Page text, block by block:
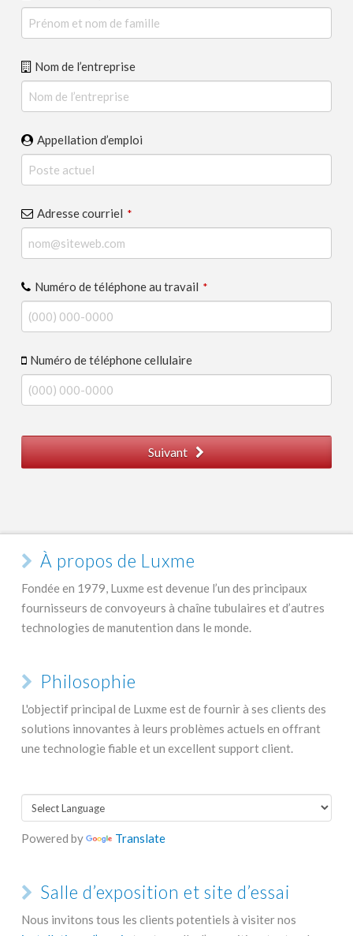
Nom de l’entreprise
Appellation d’emploi
Adresse courriel *
Numéro de téléphone au travail *
Numéro de téléphone cellulaire
Suivant
À propos de Luxme
Fondée en 1979, Luxme est devenue l’un des principaux
fournisseurs de convoyeurs à chaîne tubulaires et d’autres
technologies de manutention dans le monde.
Philosophie
L'objectif principal de Luxme est de fournir à ses clients des
solutions innovantes à leurs problèmes actuels en offrant
une technologie fiable et un excellent support client.
Powered by Translate
Salle d’exposition et site d’essai
Nous invitons tous les clients potentiels à visiter nos